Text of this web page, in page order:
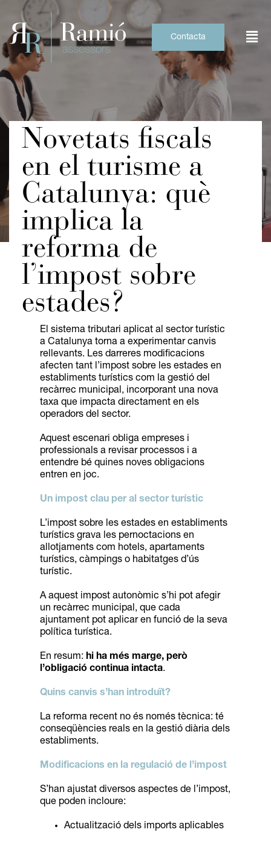
content
Contacta
Novetats fiscals
en el turisme a
Catalunya: què
implica la
reforma de
l’impost sobre
estades?
El sistema tributari aplicat al sector turístic
a Catalunya torna a experimentar canvis
rellevants. Les darreres modificacions
afecten tant l’impost sobre les estades en
establiments turístics com la gestió del
recàrrec municipal, incorporant una nova
taxa que impacta directament en els
operadors del sector.
Aquest escenari obliga empreses i
professionals a revisar processos i a
entendre bé quines noves obligacions
entren en joc.
Un impost clau per al sector turístic
L’impost sobre les estades en establiments
turístics grava les pernoctacions en
allotjaments com hotels, apartaments
turístics, càmpings o habitatges d’ús
turístic.
A aquest impost autonòmic s’hi pot afegir
un recàrrec municipal, que cada
ajuntament pot aplicar en funció de la seva
política turística.
En resum: hi ha més marge, però
l’obligació continua intacta.
Quins canvis s’han introduït?
La reforma recent no és només tècnica: té
conseqüències reals en la gestió diària dels
establiments.
Modificacions en la regulació de l’impost
S’han ajustat diversos aspectes de l’impost,
que poden incloure:
Actualització dels imports aplicables